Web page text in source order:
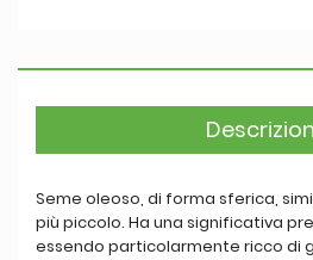
Seme oleoso, di forma sferica,
più piccolo. Ha una significativa
essendo particolarmente ricco di